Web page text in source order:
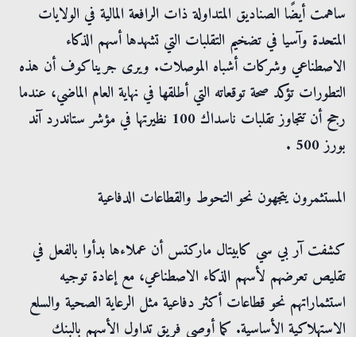
ساهمت أيضًا الصناديق المتداولة ذات الرافعة المالية في الولايات
المتحدة وآسيا في تضخيم التقلبات التي تشهدها أسهم الذكاء
الاصطناعي وشركات أشباه الموصلات. ويرى جريناكوف أن هذه
التطورات تؤكد صحة توقعاته التي أطلقها في نهاية العام الماضي، عندما
رجح أن تتجاوز تقلبات ناسداك 100 نظيرتها في مؤشر ستاندرد آند
بورز 500 .
المستثمرون يتجهون نحو التحوط والقطاعات الدفاعية
كشفت آر بي سي كابيتال ماركتس أن عملاءها بدأوا بالفعل في
تقليص تعرضهم لأسهم الذكاء الاصطناعي، مع إعادة توجيه
استثماراتهم نحو قطاعات أكثر دفاعية مثل الرعاية الصحية والسلع
الاستهلاكية الأساسية. كما أوصى فريق تداول الأسهم بالبنك